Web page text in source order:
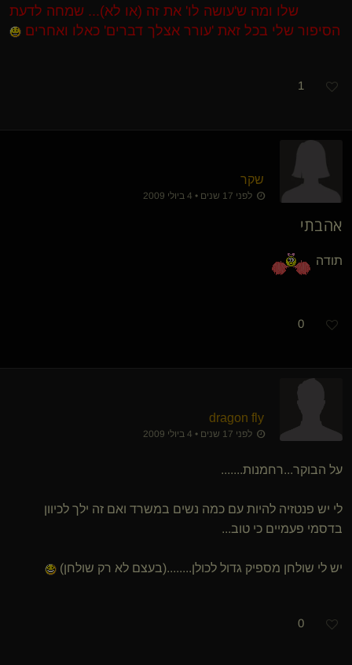
שלו ומה ש'עושה לו' את זה (או לא)... שמחה לדעת
הסיפור שלי בכל זאת 'עורר אצלך דברים' כאלו ואחרים
1
שקר
לפני 17 שנים • 4 ביולי 2009
אהבתי
תודה
0
dragon fly
לפני 17 שנים • 4 ביולי 2009
על הבוקר...רחמנות.......
לי יש פנטזיה להיות עם כמה נשים במשרד ואם זה ילך לכיוון
בדסמי פעמיים כי טוב...
יש לי שולחן מספיק גדול לכולן........(בעצם לא רק שולחן)
0